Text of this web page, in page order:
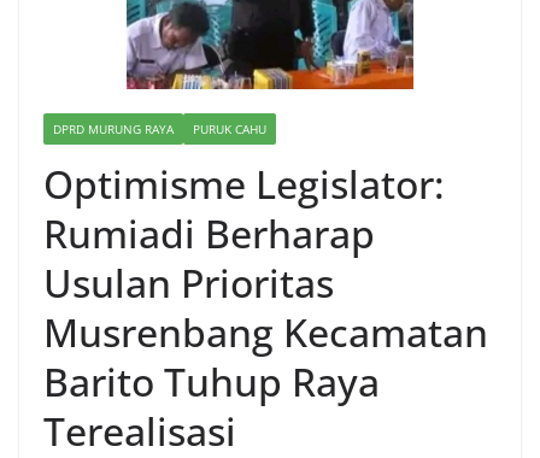
DPRD MURUNG RAYA PURUK CAHU
Optimisme Legislator:
Rumiadi Berharap
Usulan Prioritas
Musrenbang Kecamatan
Barito Tuhup Raya
Terealisasi